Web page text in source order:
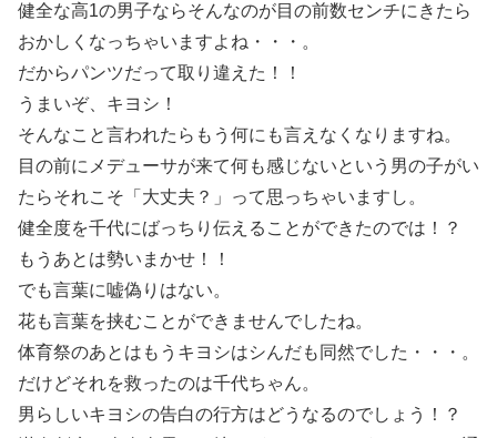
健全な高1の男子ならそんなのが目の前数センチにきたら
おかしくなっちゃいますよね・・・。
だからパンツだって取り違えた！！
うまいぞ、キヨシ！
そんなこと言われたらもう何にも言えなくなりますね。
目の前にメデューサが来て何も感じないという男の子がい
たらそれこそ「大丈夫？」って思っちゃいますし。
健全度を千代にばっちり伝えることができたのでは！？
もうあとは勢いまかせ！！
でも言葉に嘘偽りはない。
花も言葉を挟むことができませんでしたね。
体育祭のあとはもうキヨシはシんだも同然でした・・・。
だけどそれを救ったのは千代ちゃん。
男らしいキヨシの告白の行方はどうなるのでしょう！？